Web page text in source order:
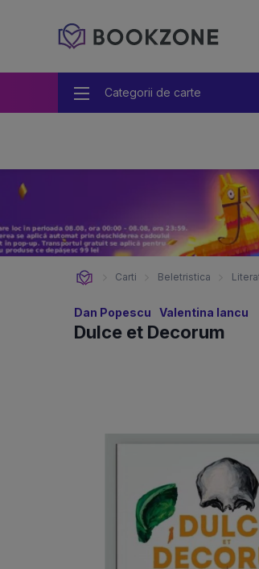
Categorii de carte
Carti Beletristica
Dan Popescu Valentina Iancu
Dulce et Decorum